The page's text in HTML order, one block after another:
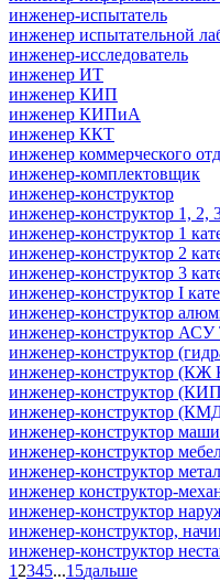
инженер-испытатель
инженер испытательной
инженер-исследователь
инженер ИТ
инженер КИП
инженер КИПиА
инженер ККТ
инженер коммерческого
инженер-комплектовщик
инженер-конструктор
инженер-конструктор 1, 2,
инженер-конструктор 1
инженер-конструктор 2
инженер-конструктор 3
инженер-конструктор I
инженер-конструктор
инженер-конструктор
инженер-конструктор
инженер-конструктор
инженер-конструктор
инженер-конструктор
инженер-конструктор
инженер-конструктор
инженер-конструктор
инженер конструктор-
инженер-конструктор
инженер-конструктор,
инженер-конструктор
1 2345...15дальше